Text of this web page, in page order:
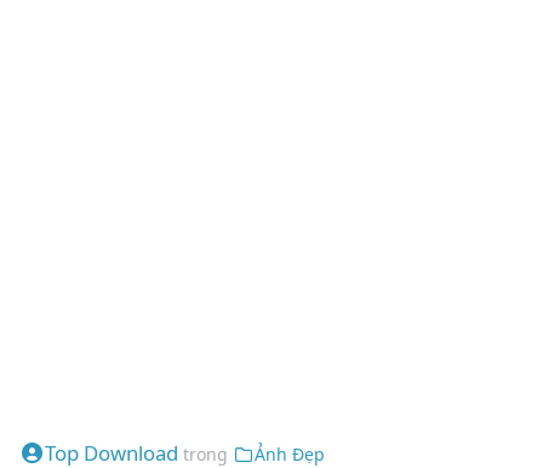
Top Download trong
Ảnh Đẹp